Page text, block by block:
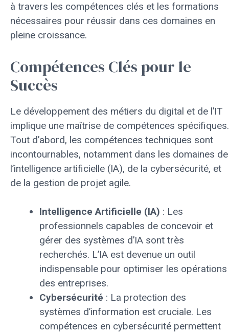
à travers les compétences clés et les formations
nécessaires pour réussir dans ces domaines en
pleine croissance.
Compétences Clés pour le
Succès
Le développement des métiers du digital et de l’IT
implique une maîtrise de compétences spécifiques.
Tout d’abord, les compétences techniques sont
incontournables, notamment dans les domaines de
l’intelligence artificielle (IA), de la cybersécurité, et
de la gestion de projet agile.
Intelligence Artificielle (IA) : Les
professionnels capables de concevoir et
gérer des systèmes d’IA sont très
recherchés. L’IA est devenue un outil
indispensable pour optimiser les opérations
des entreprises.
Cybersécurité : La protection des
systèmes d’information est cruciale. Les
compétences en cybersécurité permettent